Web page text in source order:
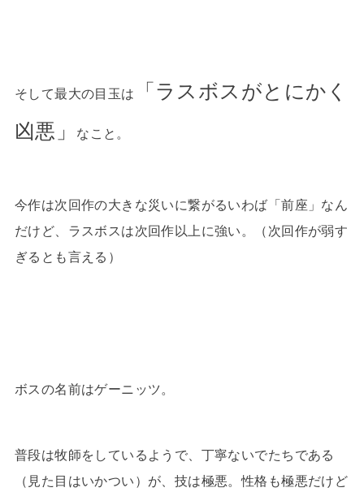
そして最大の目玉は
「ラスボスがとにかく
凶悪」
なこと。
今作は次回作の大きな災いに繋がるいわば「前座」なん
だけど、ラスボスは次回作以上に強い。（次回作が弱す
ぎるとも言える）
ボスの名前はゲーニッツ。
普段は牧師をしているようで、丁寧ないでたちである
（見た目はいかつい）が、技は極悪。性格も極悪だけど